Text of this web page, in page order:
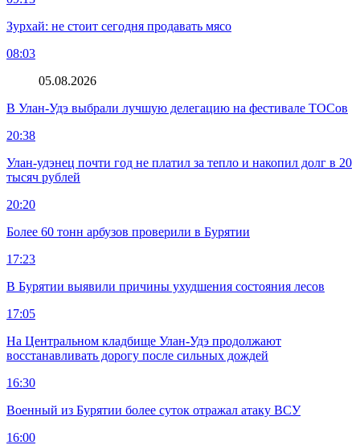
Зурхай: не стоит сегодня продавать мясо
08:03
05.08.2026
В Улан-Удэ выбрали лучшую делегацию на фестивале ТОСов
20:38
Улан-удэнец почти год не платил за тепло и накопил долг в 20
тысяч рублей
20:20
Более 60 тонн арбузов проверили в Бурятии
17:23
В Бурятии выявили причины ухудшения состояния лесов
17:05
На Центральном кладбище Улан-Удэ продолжают
восстанавливать дорогу после сильных дождей
16:30
Военный из Бурятии более суток отражал атаку ВСУ
16:00